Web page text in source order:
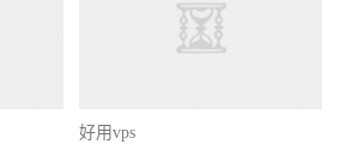
好用vps